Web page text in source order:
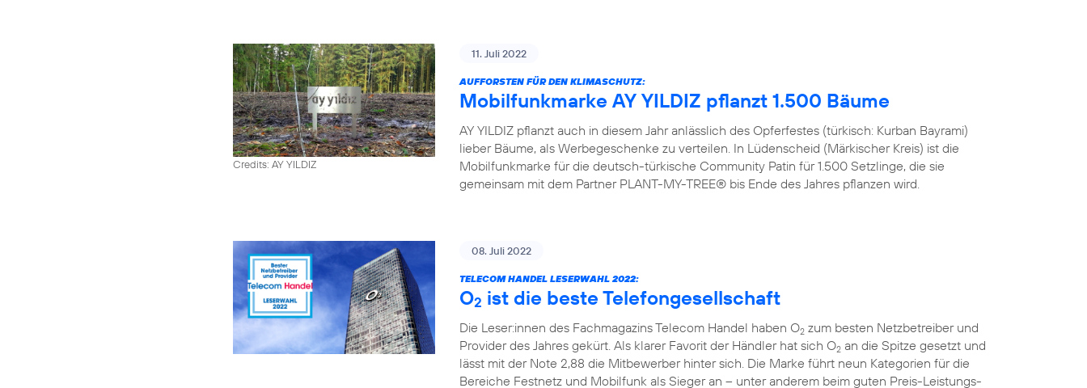
Credits: AY YILDIZ
11. Juli 2022
AUFFORSTEN FÜR DEN KLIMASCHUTZ:
Mobilfunkmarke AY YILDIZ pflanzt 1.500 Bäume
AY YILDIZ pflanzt auch in diesem Jahr anlässlich des Opferfestes (türkisch: Kurban Bayrami)
lieber Bäume, als Werbegeschenke zu verteilen. In Lüdenscheid (Märkischer Kreis) ist die
Mobilfunkmarke für die deutsch-türkische Community Patin für 1.500 Setzlinge, die sie
gemeinsam mit dem Partner PLANT-MY-TREE® bis Ende des Jahres pflanzen wird.
08. Juli 2022
TELECOM HANDEL LESERWAHL 2022:
O2 ist die beste Telefongesellschaft
Die Leser:innen des Fachmagazins Telecom Handel haben O2 zum besten Netzbetreiber und
Provider des Jahres gekürt. Als klarer Favorit der Händler hat sich O2 an die Spitze gesetzt und
lässt mit der Note 2,88 die Mitbewerber hinter sich. Die Marke führt neun Kategorien für die
Bereiche Festnetz und Mobilfunk als Sieger an – unter anderem beim guten Preis-Leistungs-